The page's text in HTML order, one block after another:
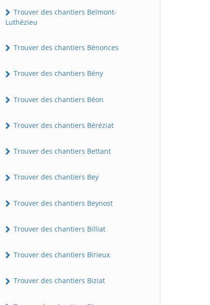
Trouver des chantiers Belmont-
Luthézieu
Trouver des chantiers Bénonces
Trouver des chantiers Bény
Trouver des chantiers Béon
Trouver des chantiers Béréziat
Trouver des chantiers Bettant
Trouver des chantiers Bey
Trouver des chantiers Beynost
Trouver des chantiers Billiat
Trouver des chantiers Birieux
Trouver des chantiers Biziat